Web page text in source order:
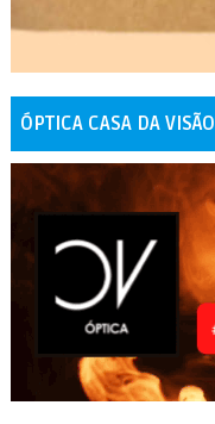
ÓPTICA CASA DA VISÃO